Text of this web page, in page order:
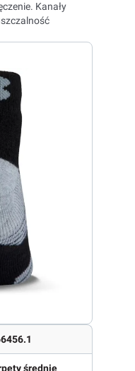
Kanały
średnie